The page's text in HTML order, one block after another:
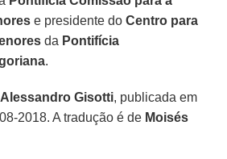
e presidente doCentro para
da Pontifícia
.
Alessandro Gisotti, publicada em
2018. A tradução é de Moisés